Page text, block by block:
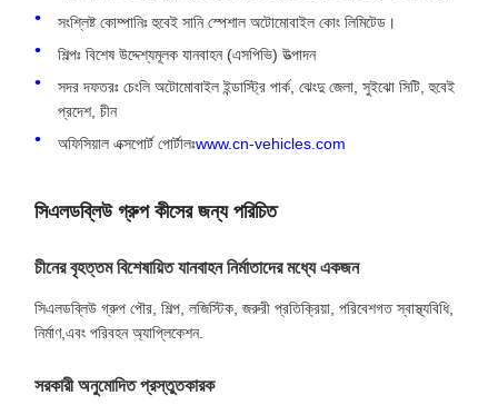
সংশ্লিষ্ট কোম্পানিঃ হুবেই সানি স্পেশাল অটোমোবাইল কোং লিমিটেড।
শিল্পঃ বিশেষ উদ্দেশ্যমূলক যানবাহন (এসপিভি) উত্পাদন
সদর দফতরঃ চেংলি অটোমোবাইল ইন্ডাস্ট্রি পার্ক, ঝেংদু জেলা, সুইঝো সিটি, হুবেই
প্রদেশ, চীন
অফিসিয়াল এক্সপোর্ট পোর্টালঃwww.cn-vehicles.com
সিএলডব্লিউ গ্রুপ কীসের জন্য পরিচিত
চীনের বৃহত্তম বিশেষায়িত যানবাহন নির্মাতাদের মধ্যে একজন
সিএলডব্লিউ গ্রুপ পৌর, শিল্প, লজিস্টিক, জরুরী প্রতিক্রিয়া, পরিবেশগত স্বাস্থ্যবিধি,
নির্মাণ,এবং পরিবহন অ্যাপ্লিকেশন.
সরকারী অনুমোদিত প্রস্তুতকারক